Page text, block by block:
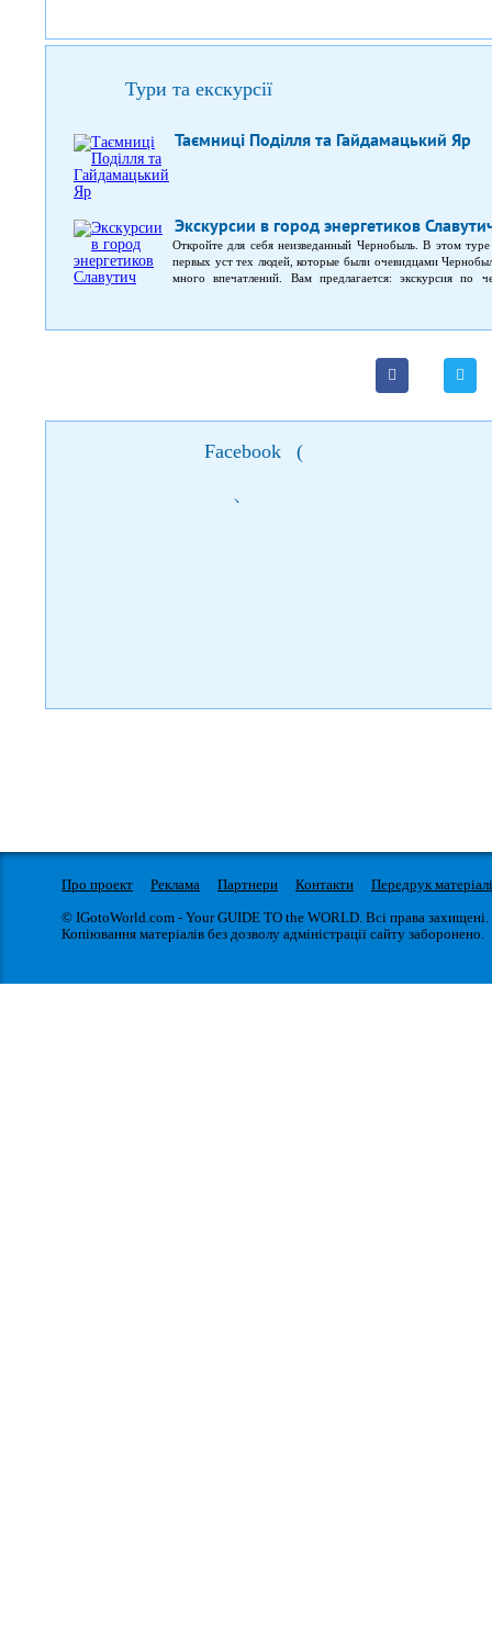
Тури та екскурсії
Таємниці Поділля та Гайдамацький Яр
Экскурсии в город энергетиков
Откройте для себя неизведанный Чернобыль. В этом
первых уст тех людей, которые были очевидцами
много впечатлений. Вам предлагается: экскурсия
Facebook (
)
Про проект Реклама Партнери Контакти
Передрук
© IGotoWorld.com - Your GUIDE TO the WORLD. Всі права захищені.
Копіювання матеріалів без дозволу адміністрації сайту заборонено.